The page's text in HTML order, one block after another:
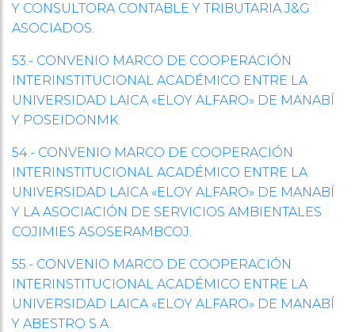
Y CONSULTORA CONTABLE Y TRIBUTARIA J&G
ASOCIADOS.
53.- CONVENIO MARCO DE COOPERACIÓN
INTERINSTITUCIONAL ACADÉMICO ENTRE LA
UNIVERSIDAD LAICA «ELOY ALFARO» DE MANABÍ
Y POSEIDONMK.
54.- CONVENIO MARCO DE COOPERACIÓN
INTERINSTITUCIONAL ACADÉMICO ENTRE LA
UNIVERSIDAD LAICA «ELOY ALFARO» DE MANABÍ
Y LA ASOCIACIÓN DE SERVICIOS AMBIENTALES
COJIMIES ASOSERAMBCOJ.
55.- CONVENIO MARCO DE COOPERACIÓN
INTERINSTITUCIONAL ACADÉMICO ENTRE LA
UNIVERSIDAD LAICA «ELOY ALFARO» DE MANABÍ
Y ABESTRO S.A.